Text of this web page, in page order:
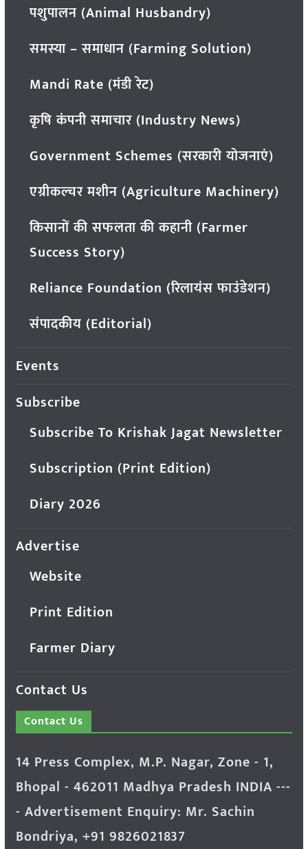
पशुपालन (Animal Husbandry)
समस्या – समाधान (Farming Solution)
Mandi Rate (मंडी रेट)
कृषि कंपनी समाचार (Industry News)
Government Schemes (सरकारी योजनाएं)
एग्रीकल्चर मशीन (Agriculture Machinery)
किसानों की सफलता की कहानी (Farmer
Success Story)
Reliance Foundation (रिलायंस फाउंडेशन)
संपादकीय (Editorial)
Events
Subscribe
Subscribe To Krishak Jagat Newsletter
Subscription (Print Edition)
Diary 2026
Advertise
Website
Print Edition
Farmer Diary
Contact Us
Contact Us
14 Press Complex, M.P. Nagar, Zone - 1,
Bhopal - 462011 Madhya Pradesh INDIA ---
- Advertisement Enquiry: Mr. Sachin
Bondriya, +91 9826021837